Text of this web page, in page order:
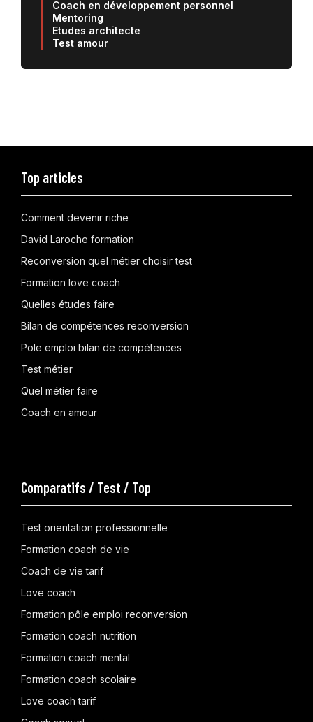
Coach en développement personnel
Mentoring
Etudes architecte
Test amour
Top articles
Comment devenir riche
David Laroche formation
Reconversion quel métier choisir test
Formation love coach
Quelles études faire
Bilan de compétences reconversion
Pole emploi bilan de compétences
Test métier
Quel métier faire
Coach en amour
Comparatifs / Test / Top
Test orientation professionnelle
Formation coach de vie
Coach de vie tarif
Love coach
Formation pôle emploi reconversion
Formation coach nutrition
Formation coach mental
Formation coach scolaire
Love coach tarif